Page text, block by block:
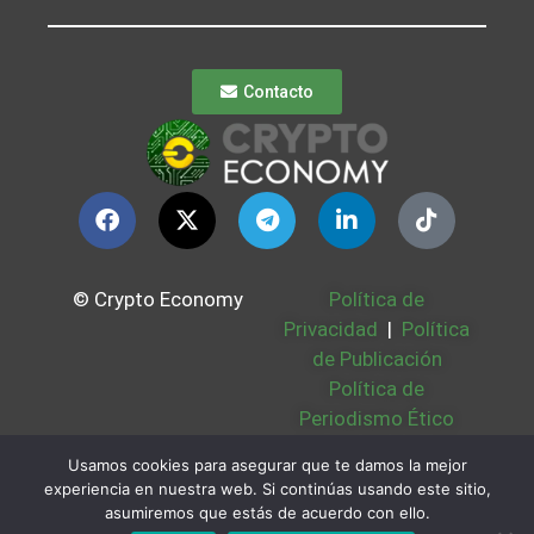
Contacto
© Crypto Economy
Política de
Privacidad | Política
de Publicación
Política de
Periodismo Ético
Bases Legales |
Partners | Sobre
Usamos cookies para asegurar que te damos la mejor
experiencia en nuestra web. Si continúas usando este sitio,
asumiremos que estás de acuerdo con ello.